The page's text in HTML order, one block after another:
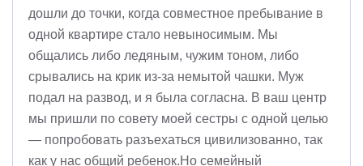
дошли до точки, когда совместное пребывание в
одной квартире стало невыносимым. Мы
общались либо ледяным, чужим тоном, либо
срывались на крик из-за немытой чашки. Муж
подал на развод, и я была согласна. В ваш центр
мы пришли по совету моей сестры с одной целью
— попробовать разъехаться цивилизованно, так
как у нас общий ребенок.Но семейный